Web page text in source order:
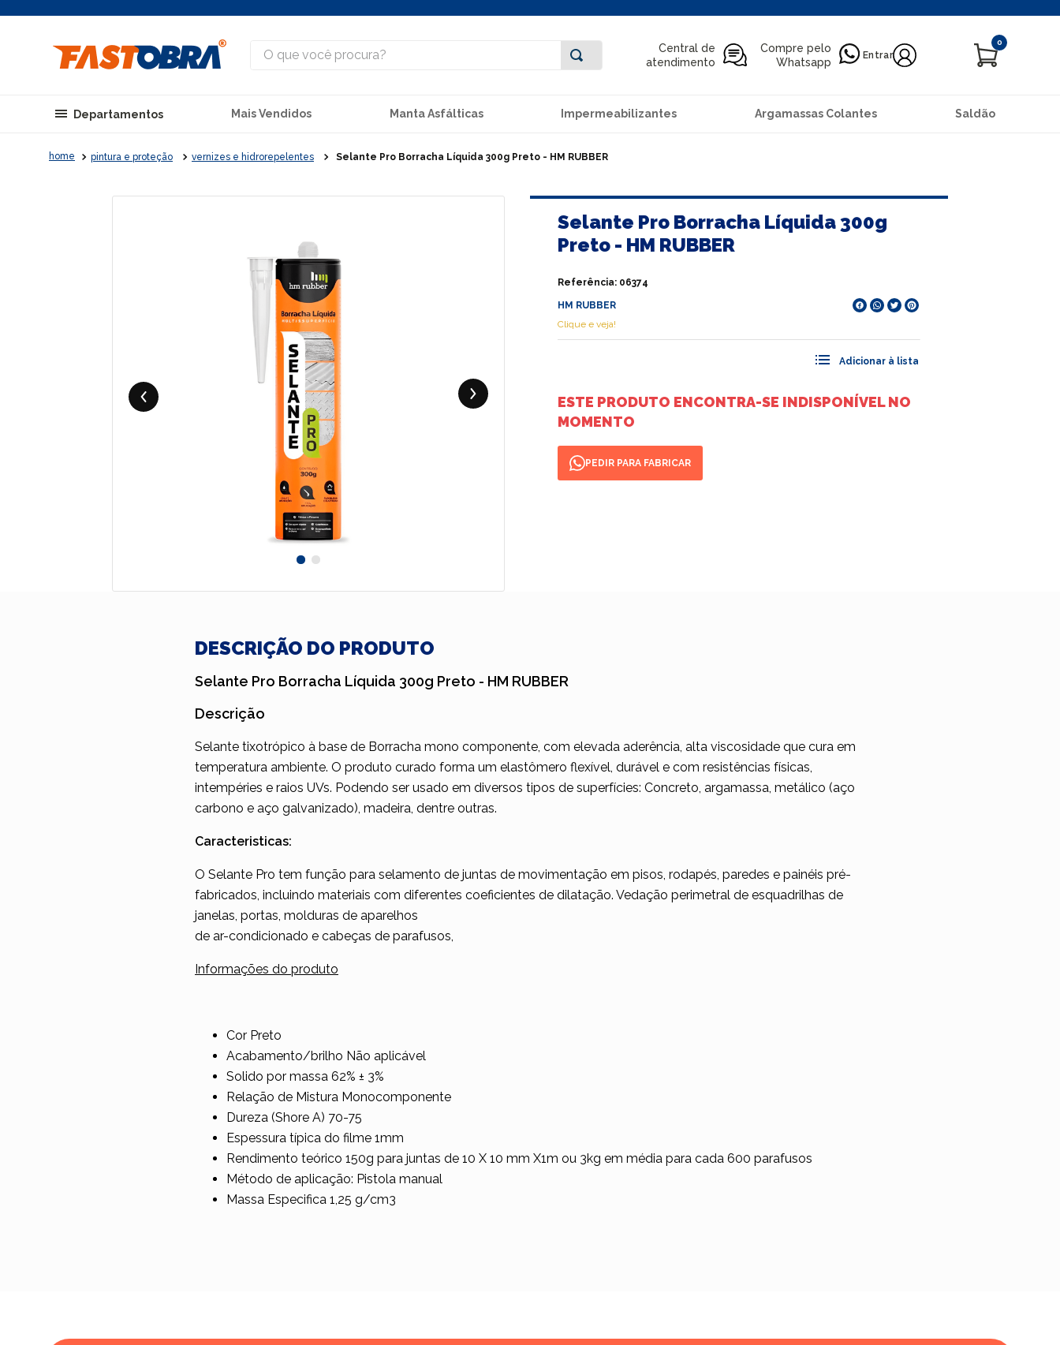
O que você procura?
Central de
atendimento
Compre pelo
Whatsapp
Entrar
0
Departamentos Mais Vendidos Manta Asfálticas Impermeabilizantes Argamassas Colantes Saldão
pintura e proteção vernizes e hidrorepelentes Selante Pro Borracha Líquida 300g Preto - HM RUBBER
Selante Pro Borracha Líquida 300g
Preto - HM RUBBER
Referência: 06374
HM RUBBER
Clique e veja!
ESTE PRODUTO ENCONTRA-SE INDISPONÍVEL NO
MOMENTO
PEDIR PARA FABRICAR
DESCRIÇÃO DO PRODUTO
Selante Pro Borracha Líquida 300g Preto - HM RUBBER
Descrição
Selante tixotrópico à base de Borracha mono componente, com elevada aderência, alta viscosidade que cura em
temperatura ambiente. O produto curado forma um elastômero flexível, durável e com resistências físicas,
intempéries e raios UVs. Podendo ser usado em diversos tipos de superfícies: Concreto, argamassa, metálico (aço
carbono e aço galvanizado), madeira, dentre outras.
Caracteristicas:
O Selante Pro tem função para selamento de juntas de movimentação em pisos, rodapés, paredes e painéis pré-
fabricados, incluindo materiais com diferentes coeficientes de dilatação. Vedação perimetral de esquadrilhas de
janelas, portas, molduras de aparelhos
de ar-condicionado e cabeças de parafusos,
Informações do produto
Cor Preto
Acabamento/brilho Não aplicável
Solido por massa 62% ± 3%
Relação de Mistura Monocomponente
Dureza (Shore A) 70-75
Espessura típica do filme 1mm
Rendimento teórico 150g para juntas de 10 X 10 mm X1m ou 3kg em média para cada 600 parafusos
Método de aplicação: Pistola manual
Massa Especifica 1,25 g/cm3